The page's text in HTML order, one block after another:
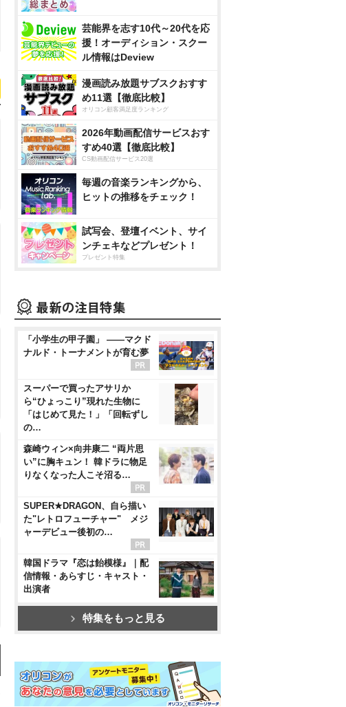
芸能界を志す10代～20代を応
援！オーディション・スクー
ル情報はDeview
漫画読み放題サブスクおすす
め11選【徹底比較】
オリコン顧客満足度ランキング
2026年動画配信サービスおす
すめ40選【徹底比較】
CS動画配信サービス20選
毎週の音楽ランキングから、
ヒットの推移をチェック！
試写会、登壇イベント、サイ
ンチェキなどプレゼント！
プレゼント特集
「小学生の甲子園」 ――マクド
ナルド・トーナメントが育む夢
スーパーで買ったアサリか
ら“ひょっこり”現れた生物に
「はじめて見た！」「回転ずし
の…
森崎ウィン×向井康二 “両片思
い”に胸キュン！ 韓ドラに物足
りなくなった人こそ沼る…
SUPER★DRAGON、自ら描い
た"レトロフューチャー" メジ
ャーデビュー後初の…
韓国ドラマ『恋は飴模様』｜配
信情報・あらすじ・キャスト・
出演者
特集をもっと見る